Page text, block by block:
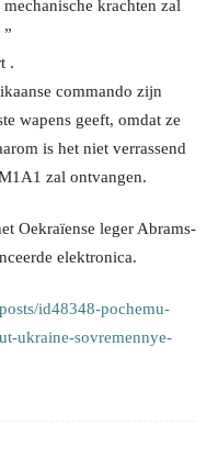
krachten zal
.
commando zijn
wapens geeft, omdat ze
is het niet verrassend
zal ontvangen.
Oekraïense leger Abrams-
elektronica.
id48348-pochemu-
ukraine-sovremennye-